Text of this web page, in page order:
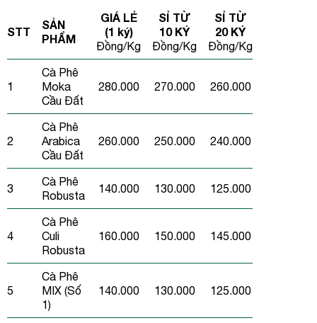
STT
SẢN
PHẨM
GIÁ LẺ
(1 ký)
Đồng/Kg
SỈ TỪ
10 KÝ
Đồng/Kg
SỈ TỪ
20 KÝ
Đồng/Kg
1
Cà Phê
Moka
Cầu Đất
280.000 270.000 260.000
2
Cà Phê
Arabica
Cầu Đất
260.000 250.000 240.000
3
Cà Phê
Robusta
140.000 130.000 125.000
4
Cà Phê
Culi
Robusta
160.000 150.000 145.000
5
Cà Phê
MIX (Số
1)
140.000 130.000 125.000